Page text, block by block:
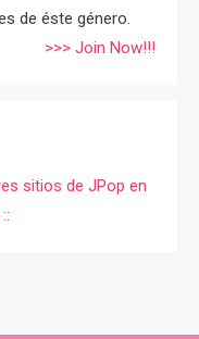
de éste género.
>>> Join Now!!!